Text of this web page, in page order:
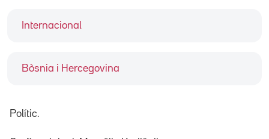
Internacional
Bòsnia i Hercegovina
Polític.